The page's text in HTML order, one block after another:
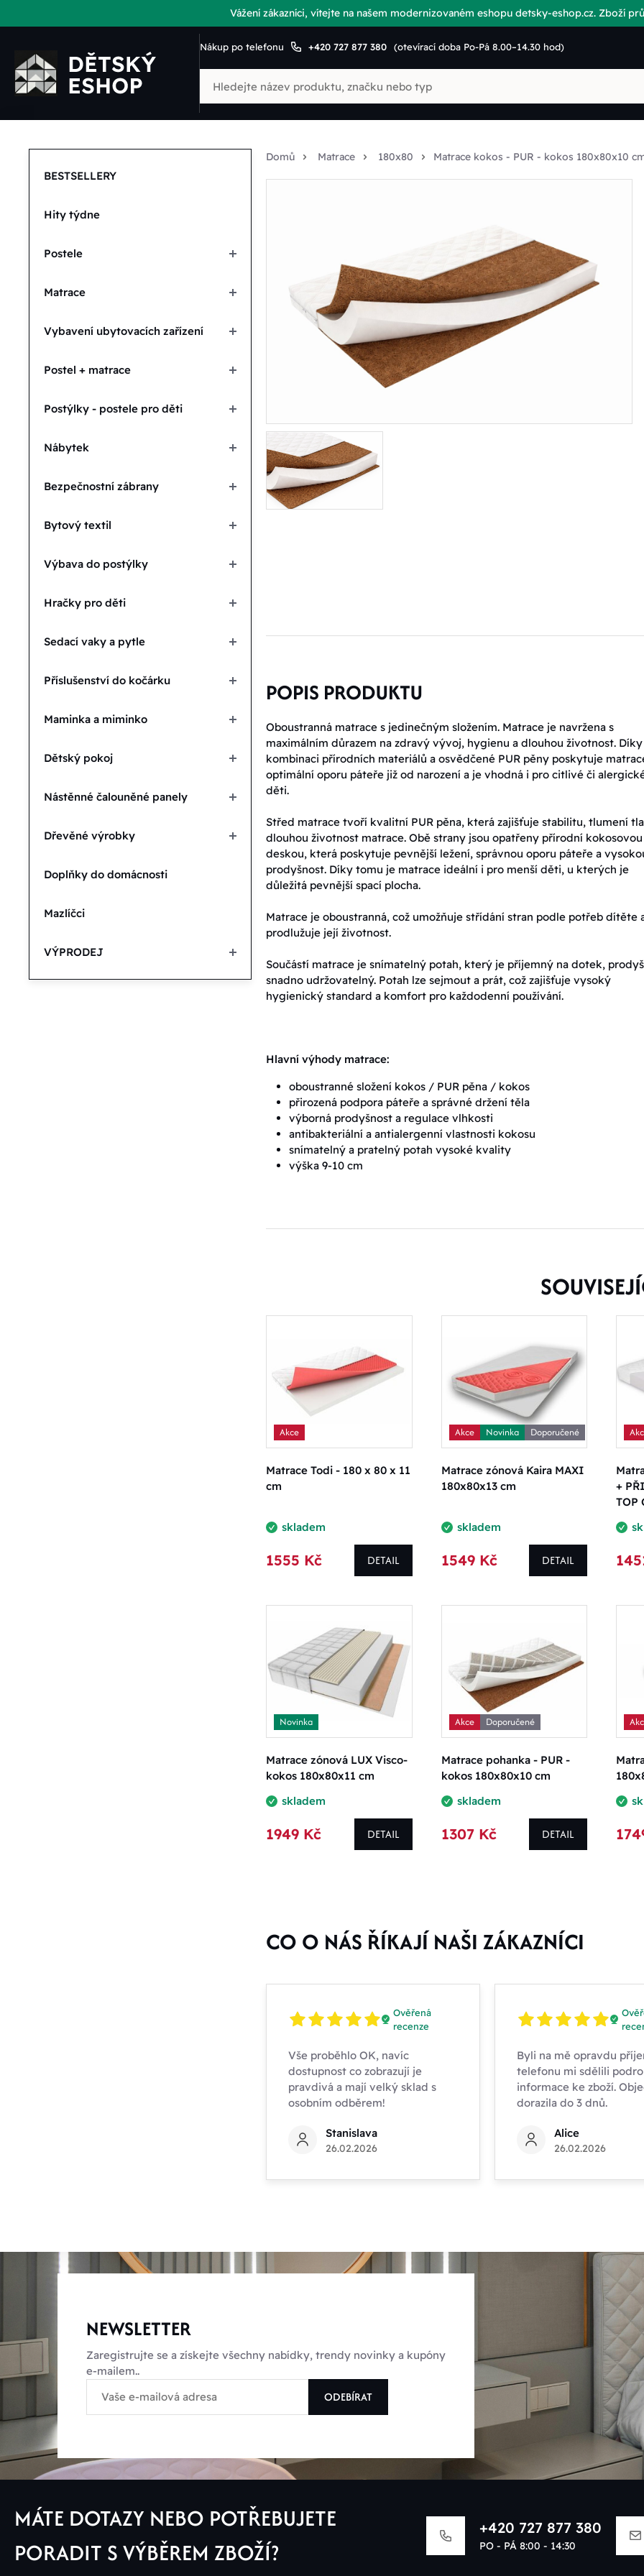
Vážení zákazníci, vítejte na našem modernizovaném eshopu detsky-eshop.cz. Zboží
Nákup po telefonu +420 727 877 380 (otevírací doba Po-Pá 8.00–14.30 hod)
BESTSELLERY
Hity týdne
Postele
Matrace
Vybavení ubytovacích zařízení
Postel + matrace
Postýlky - postele pro děti
Nábytek
Bezpečnostní zábrany
Bytový textil
Výbava do postýlky
Hračky pro děti
Sedací vaky a pytle
Příslušenství do kočárku
Maminka a miminko
Dětský pokoj
Nástěnné čalouněné panely
Dřevěné výrobky
Doplňky do domácnosti
Mazlíčci
VÝPRODEJ
Domů Matrace 180x80 Matrace kokos - PUR - kokos 180x80x10
POPIS PRODUKTU
Oboustranná matrace s jedinečným složením. Matrace je navržena s
maximálním důrazem na zdravý vývoj, hygienu a dlouhou životnost. Díky
kombinaci přírodních materiálů a osvědčené PUR pěny poskytuje
optimální oporu páteře již od narození a je vhodná i pro citlivé či
děti.
Střed matrace tvoří kvalitní PUR pěna, která zajišťuje stabilitu, tlumení
dlouhou životnost matrace. Obě strany jsou opatřeny přírodní kokosovou
deskou, která poskytuje pevnější ležení, správnou oporu páteře a
prodyšnost. Díky tomu je matrace ideální i pro menší děti, u kterých je
důležitá pevnější spací plocha.
Matrace je oboustranná, což umožňuje střídání stran podle potřeb dítěte
prodlužuje její životnost.
Součástí matrace je snímatelný potah, který je příjemný na dotek,
snadno udržovatelný. Potah lze sejmout a prát, což zajišťuje vysoký
hygienický standard a komfort pro každodenní používání.
Hlavní výhody matrace:
oboustranné složení kokos / PUR pěna / kokos
přirozená podpora páteře a správné držení těla
výborná prodyšnost a regulace vlhkosti
antibakteriální a antialergenní vlastnosti kokosu
snímatelný a pratelný potah vysoké kvality
výška 9-10 cm
Akce
Matrace Todi - 180 x 80 x 11
cm
skladem
1555 Kč DETAIL
Akce Novinka Doporučené
Matrace zónová Kaira MAXI
180x80x13 cm
skladem
1549 Kč DETAIL
+
TOP
Novinka
Matrace zónová LUX Visco-
kokos 180x80x11 cm
skladem
1949 Kč DETAIL
Akce Doporučené
Matrace pohanka - PUR -
kokos 180x80x10 cm
skladem
1307 Kč DETAIL
CO O NÁS ŘÍKAJÍ NAŠI ZÁKAZNÍCI
Ověřená
recenze
Vše proběhlo OK, navíc
dostupnost co zobrazují je
pravdivá a mají velký sklad s
osobním odběrem!
Stanislava
26.02.2026
Byli na mě opravdu
telefonu mi sdělili
informace ke zboží.
dorazila do 3 dnů.
Alice
26.02.2026
NEWSLETTER
Zaregistrujte se a získejte všechny nabídky, trendy novinky a kupóny
e-mailem..
ODEBÍRAT
MÁTE DOTAZY NEBO POTŘEBUJETE
PORADIT S VÝBĚREM ZBOŽÍ?
+420 727 877 380
PO - PÁ 8:00 - 14:30